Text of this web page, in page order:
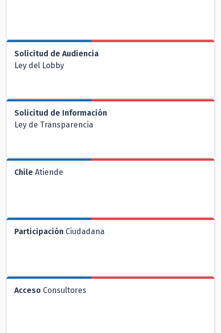
Solicitud de Audiencia
Ley del Lobby
Solicitud de Información
Ley de Transparencia
Chile Atiende
Participación Ciudadana
Acceso Consultores